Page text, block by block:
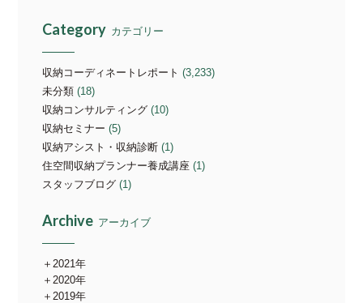
Category カテゴリー
収納コーディネートレポート (3,233)
未分類 (18)
収納コンサルティング (10)
収納セミナー (5)
収納アシスト・収納診断 (1)
住空間収納プランナー養成講座 (1)
スタッフブログ (1)
Archive アーカイブ
2021年
2020年
2019年